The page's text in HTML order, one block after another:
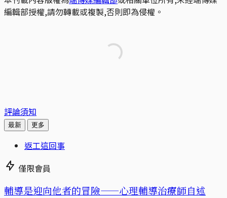
編輯部授權,請勿轉載或複製,否則即為侵權。
評論須知
最新 更多
返工這回事
僅限會員
輔導是迎向他者的冒險——心理輔導治療師自述